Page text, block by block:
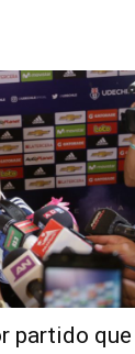
partido que